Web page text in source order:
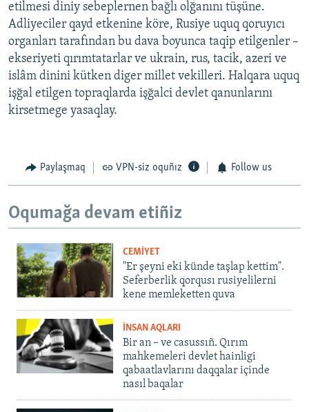
etilmesi diniy sebeplernen bağlı olğanını tüşüne.
Adliyeciler qayd etkenine köre, Rusiye uquq qoruyıcı
organları tarafından bu dava boyunca taqip etilgenler –
ekseriyeti qırımtatarlar ve ukrain, rus, tacik, azeri ve
islâm dinini kütken diger millet vekilleri. Halqara uquq
işğal etilgen topraqlarda işğalci devlet qanunlarını
kirsetmege yasaqlay.
Paylaşmaq VPN-siz oquñız Follow us
Oqumağa devam etiñiz
CEMİYET
"Er şeyni eki künde taşlap kettim".
Seferberlik qorqusı rusiyelilerni
kene memleketten quva
İNSAN AQLARI
Bir an – ve casussıñ. Qırım
mahkemeleri devlet hainligi
qabaatlavlarını daqqalar içinde
nasıl baqalar